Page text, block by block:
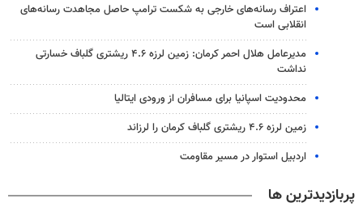
اعتراف رسانه‌های خارجی به شکست ترامپ حاصل مجاهدت رسانه‌های
انقلابی است
مدیرعامل هلال احمر کرمان: زمین لرزه ۴.۶ ریشتری گلباف خسارتی
نداشت
محدودیت اسپانیا برای مسافران از ورودی ایتالیا
زمین لرزه ۴.۶ ریشتری گلباف کرمان را لرزاند
اردبیل استوار در مسیر مقاومت
پربازدیدترین ها